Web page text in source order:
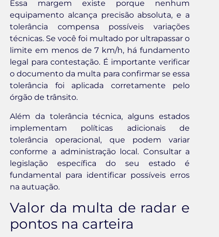
Essa margem existe porque nenhum
equipamento alcança precisão absoluta, e a
tolerância compensa possíveis variações
técnicas. Se você foi multado por ultrapassar o
limite em menos de 7 km/h, há fundamento
legal para contestação. É importante verificar
o documento da multa para confirmar se essa
tolerância foi aplicada corretamente pelo
órgão de trânsito.
Além da tolerância técnica, alguns estados
implementam políticas adicionais de
tolerância operacional, que podem variar
conforme a administração local. Consultar a
legislação específica do seu estado é
fundamental para identificar possíveis erros
na autuação.
Valor da multa de radar e
pontos na carteira